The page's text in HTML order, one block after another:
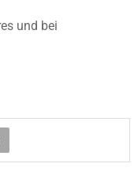
und bei